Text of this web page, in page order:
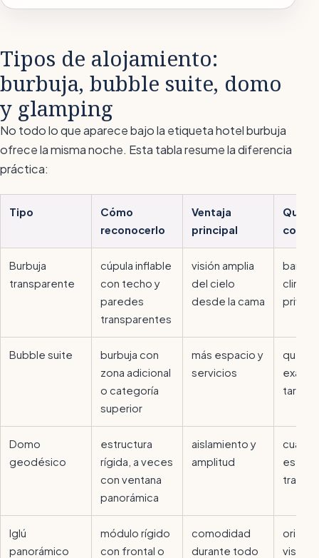
Tipos de alojamiento:
burbuja, bubble suite, domo
y glamping
No todo lo que aparece bajo la etiquetahotel burbuja
ofrece la misma noche. Esta tabla resume la diferencia
práctica:
Tipo
Cómo
reconocerlo
Ventaja
principal
Qué
Burbuja
transparente
cúpula inflable
con techo y
paredes
transparentes
visión amplia
del cielo
desde la cama
baño
Bubble suite
burbuja con
zona adicional
o categoría
superior
más espacio y
servicios
qué
tarifa
Domo
geodésico
estructura
rígida, a veces
con ventana
panorámica
aislamiento y
amplitud
es
Iglú
panorámico
módulo rígido
con frontal o
comodidad
durante todo
vistas y